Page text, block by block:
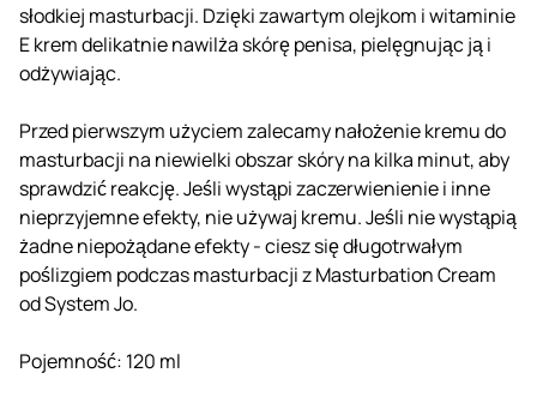
słodkiej masturbacji. Dzięki zawartym olejkom i witaminie
E krem delikatnie nawilża skórę penisa, pielęgnując ją i
odżywiając.
Przed pierwszym użyciem zalecamy nałożenie kremu do
masturbacji na niewielki obszar skóry na kilka minut, aby
sprawdzić reakcję. Jeśli wystąpi zaczerwienienie i inne
nieprzyjemne efekty, nie używaj kremu. Jeśli nie wystąpią
żadne niepożądane efekty - ciesz się długotrwałym
poślizgiem podczas masturbacji z Masturbation Cream
od System Jo.
Pojemność: 120 ml